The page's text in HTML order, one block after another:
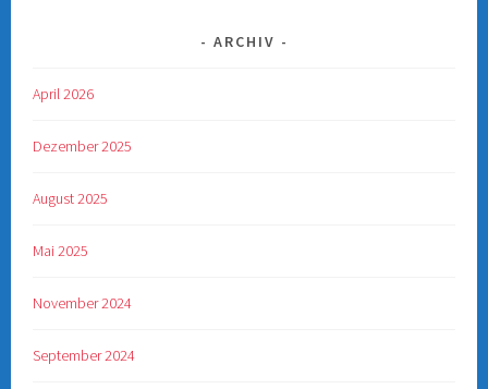
ARCHIV
April 2026
Dezember 2025
August 2025
Mai 2025
November 2024
September 2024